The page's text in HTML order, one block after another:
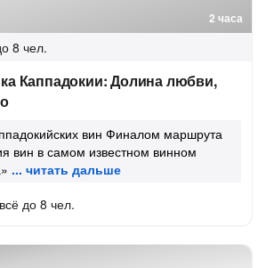
2 часа
8 чел.
Каппадокии: Долина любви,
вин Финалом маршрута
вин в самом известном винном
до 8 чел.